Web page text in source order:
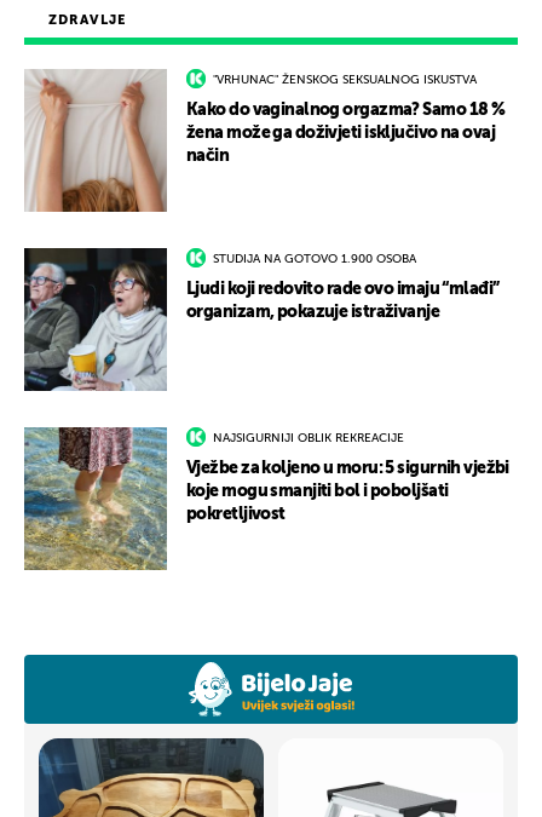
ZDRAVLJE
"VRHUNAC" ŽENSKOG SEKSUALNOG ISKUSTVA
Kako do vaginalnog orgazma? Samo 18 %
žena može ga doživjeti isključivo na ovaj
način
STUDIJA NA GOTOVO 1.900 OSOBA
Ljudi koji redovito rade ovo imaju “mlađi”
organizam, pokazuje istraživanje
NAJSIGURNIJI OBLIK REKREACIJE
Vježbe za koljeno u moru: 5 sigurnih vježbi
koje mogu smanjiti bol i poboljšati
pokretljivost